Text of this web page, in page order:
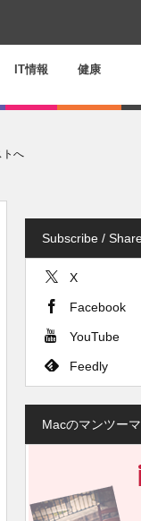
IT情報 健康
トへ
Subscribe /
X
Facebook
YouTube
Feedly
Macのマンツー